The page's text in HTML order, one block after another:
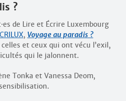
?
·es de Lire et Écrire Luxembourg
CRILUX, Voyage au paradis ?
et ceux qui ont vécu l’exil,
qui le jalonnent.
Tonka et Vanessa Deom,